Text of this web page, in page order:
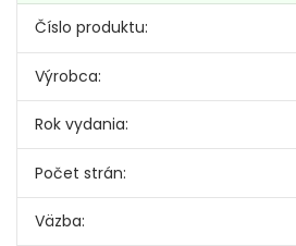
Číslo produktu:
Výrobca:
Rok vydania:
Počet strán:
Väzba: